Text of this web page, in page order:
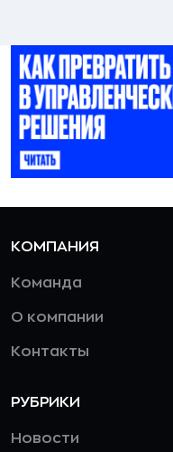
КОМПАНИЯ
Команда
О компании
Контакты
РУБРИКИ
Новости